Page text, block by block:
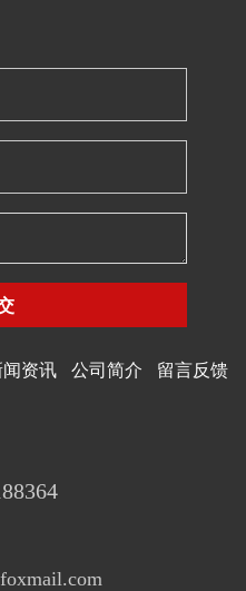
闻资讯 公司简介 留言反馈